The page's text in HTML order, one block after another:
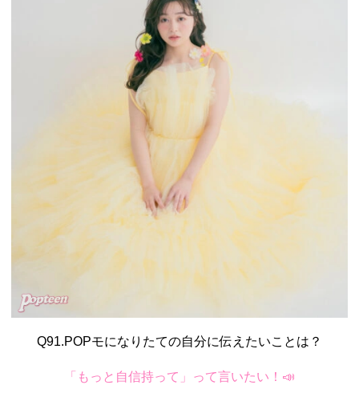
Q91.POPモになりたての自分に伝えたいことは？
「もっと自信持って」って言いたい！📣